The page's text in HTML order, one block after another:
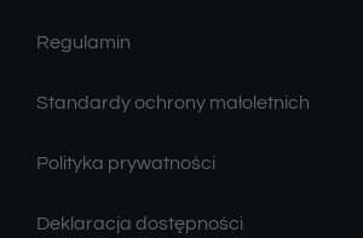
Regulamin
Standardy ochrony małoletnich
Polityka prywatności
Deklaracja dostępności